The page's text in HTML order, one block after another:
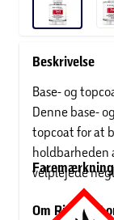
Beskrivelse
Base- og
Denne base-
topcoat for at
holdbarheden
velplejede
Om Rimmel
Faremærkning